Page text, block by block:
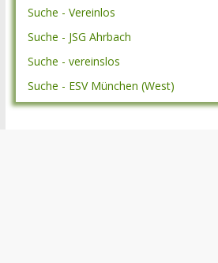
Suche - Vereinlos
Suche - JSG Ahrbach
Suche - vereinslos
Suche - ESV München (West)